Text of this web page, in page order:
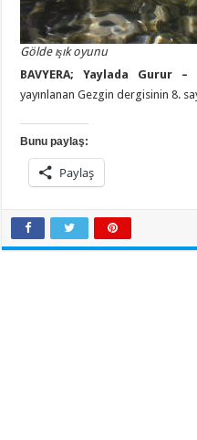
Gölde ışık oyunu
BAVYERA; Yaylada Gurur –
yayınlanan Gezgin dergisinin 8.
Bunu paylaş:
Paylaş